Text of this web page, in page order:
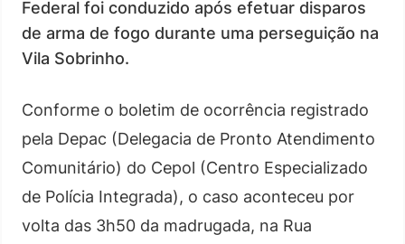
Federal foi conduzido após efetuar disparos
de arma de fogo durante uma perseguição na
Vila Sobrinho.
Conforme o boletim de ocorrência registrado
pela Depac (Delegacia de Pronto Atendimento
Comunitário) do Cepol (Centro Especializado
de Polícia Integrada), o caso aconteceu por
volta das 3h50 da madrugada, na Rua